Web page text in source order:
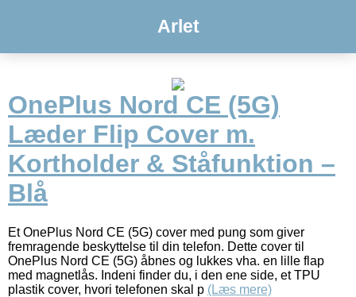
Arlet
OnePlus Nord CE (5G)
Læder Flip Cover m.
Kortholder & Ståfunktion –
Blå
Et OnePlus Nord CE (5G) cover med pung som giver
fremragende beskyttelse til din telefon. Dette cover til
OnePlus Nord CE (5G) åbnes og lukkes vha. en lille flap
med magnetlås. Indeni finder du, i den ene side, et TPU
plastik cover, hvori telefonen skal p (Læs mere)